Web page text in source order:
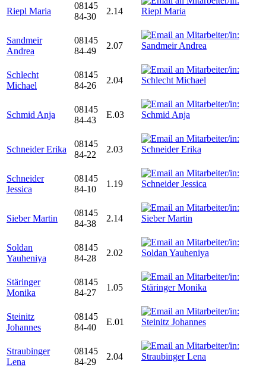
Riepl Maria
08145
84-30
2.14
Sandmeir
Andrea
08145
84-49
2.07
Schlecht
Michael
08145
84-26
2.04
Schmid Anja
08145
84-43
E.03
Schneider Erika
08145
84-22
2.03
Schneider
Jessica
08145
84-10
1.19
Sieber Martin
08145
84-38
2.14
Soldan
Yauheniya
08145
84-28
2.02
Stäringer
Monika
08145
84-27
1.05
Steinitz
Johannes
08145
84-40
E.01
Straubinger
Lena
08145
84-29
2.04